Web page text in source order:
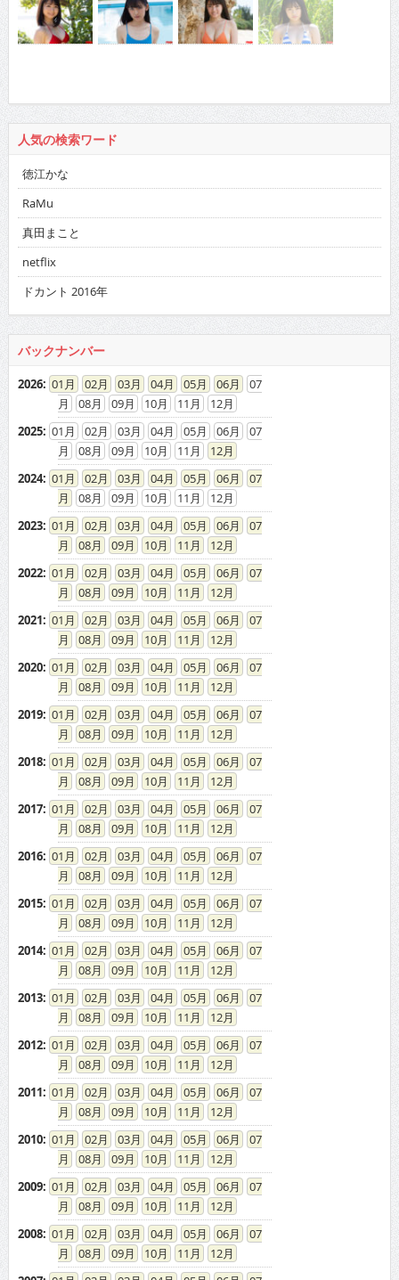
人気の検索ワード
徳江かな
RaMu
真田まこと
netflix
ドカント 2016年
バックナンバー
2026: 01 02 03 04 05 06
07
08
09 10 11
12
2025: 01 02 03 04 05 06
07
08
09 10 11
12
2024: 01 02 03 04 05 06
07
08
09 10 11
12
2023: 01 02 03 04 05 06
07
08
09 10 11
12
2022: 01 02 03 04 05 06
07
08
09 10 11
12
2021: 01 02 03 04 05 06
07
08
09 10 11
12
2020: 01 02 03 04 05 06
07
08
09 10 11
12
2019: 01 02 03 04 05 06
07
08
09 10 11
12
2018: 01 02 03 04 05 06
07
08
09 10 11
12
2017: 01 02 03 04 05 06
07
08
09 10 11
12
2016: 01 02 03 04 05 06
07
08
09 10 11
12
2015: 01 02 03 04 05 06
07
08
09 10 11
12
2014: 01 02 03 04 05 06
07
08
09 10 11
12
2013: 01 02 03 04 05 06
07
08
09 10 11
12
2012: 01 02 03 04 05 06
07
08
09 10 11
12
2011: 01 02 03 04 05 06
07
08
09 10 11
12
2010: 01 02 03 04 05 06
07
08
09 10 11
12
2009: 01 02 03 04 05 06
07
08
09 10 11
12
2008: 01 02 03 04 05 06
07
08
09 10 11
12